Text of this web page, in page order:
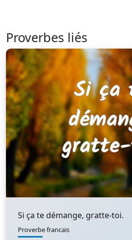
Proverbes liés
Si ça te démange, gratte-toi.
Proverbe francais